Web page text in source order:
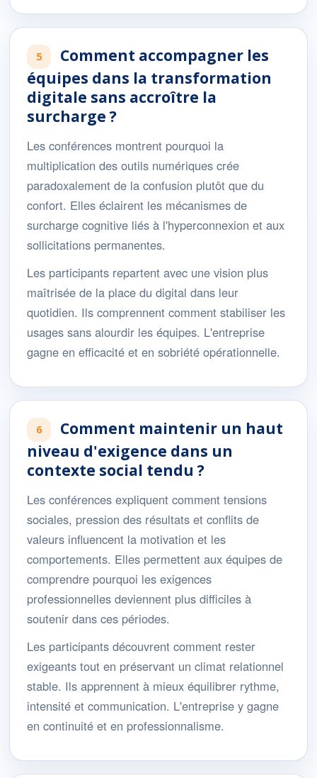
5
Comment accompagner les
équipes dans la transformation
digitale sans accroître la
surcharge ?
Les conférences montrent pourquoi la
multiplication des outils numériques crée
paradoxalement de la confusion plutôt que du
confort. Elles éclairent les mécanismes de
surcharge cognitive liés à l'hyperconnexion et aux
sollicitations permanentes.
Les participants repartent avec une vision plus
maîtrisée de la place du digital dans leur
quotidien. Ils comprennent comment stabiliser les
usages sans alourdir les équipes. L'entreprise
gagne en efficacité et en sobriété opérationnelle.
6
Comment maintenir un haut
niveau d'exigence dans un
contexte social tendu ?
Les conférences expliquent comment tensions
sociales, pression des résultats et conflits de
valeurs influencent la motivation et les
comportements. Elles permettent aux équipes de
comprendre pourquoi les exigences
professionnelles deviennent plus difficiles à
soutenir dans ces périodes.
Les participants découvrent comment rester
exigeants tout en préservant un climat relationnel
stable. Ils apprennent à mieux équilibrer rythme,
intensité et communication. L'entreprise y gagne
en continuité et en professionnalisme.